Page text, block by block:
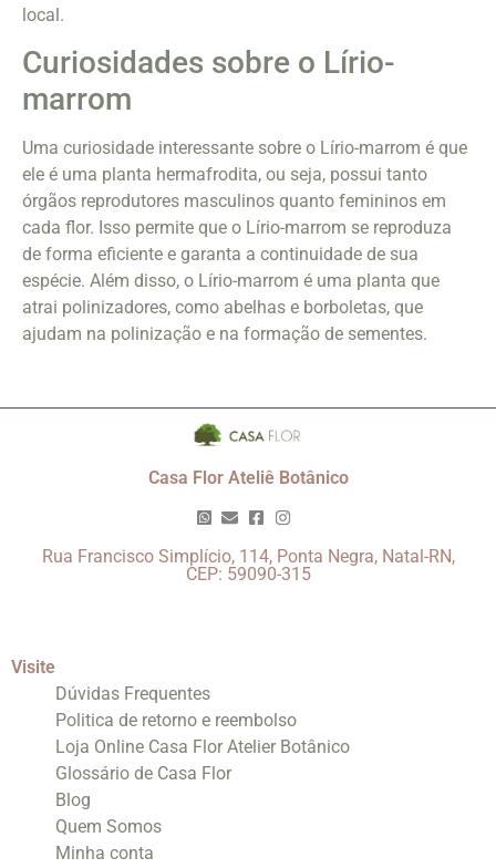
local.
Curiosidades sobre o Lírio-
marrom
Uma curiosidade interessante sobre o Lírio-marrom é que
ele é uma planta hermafrodita, ou seja, possui tanto
órgãos reprodutores masculinos quanto femininos em
cada flor. Isso permite que o Lírio-marrom se reproduza
de forma eficiente e garanta a continuidade de sua
espécie. Além disso, o Lírio-marrom é uma planta que
atrai polinizadores, como abelhas e borboletas, que
ajudam na polinização e na formação de sementes.
Casa Flor Ateliê Botânico
Rua Francisco Simplício, 114, Ponta Negra, Natal-RN,
CEP: 59090-315
Visite
Dúvidas Frequentes
Politica de retorno e reembolso
Loja Online Casa Flor Atelier Botânico
Glossário de Casa Flor
Blog
Quem Somos
Minha conta